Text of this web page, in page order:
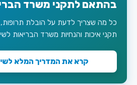
בהתאם לתקני משרד
כל מה שצריך לדעת על הובלת
תקני איכות והנחיות משרד הבריאות
קרא את המדריך המלא